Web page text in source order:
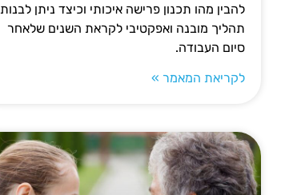
להבין מהו תכנון פרישה איכותי וכיצד ניתן לבנות
תהליך מובנה ואפקטיבי לקראת השנים שלאחר
סיום העבודה.
לקריאת המאמר »